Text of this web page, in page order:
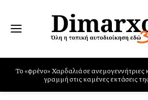
Πυρκαγιές: η Ελλάδα χρειάζεται και Canadair